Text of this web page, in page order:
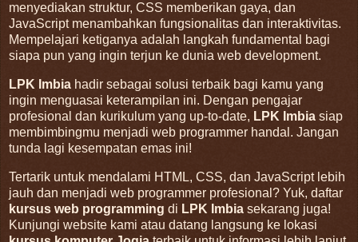
menyediakan struktur, CSS memberikan gaya, dan
JavaScript menambahkan fungsionalitas dan interaktivitas.
Mempelajari ketiganya adalah langkah fundamental bagi
siapa pun yang ingin terjun ke dunia web development.
LPK Imbia hadir sebagai solusi terbaik bagi kamu yang
ingin menguasai keterampilan ini. Dengan pengajar
profesional dan kurikulum yang up-to-date, LPK Imbia siap
membimbingmu menjadi web programmer handal. Jangan
tunda lagi kesempatan emas ini!
Tertarik untuk mendalami HTML, CSS, dan JavaScript lebih
jauh dan menjadi web programmer profesional? Yuk, daftar
kursus web programming di LPK Imbia sekarang juga!
Kunjungi website kami atau datang langsung ke lokasi